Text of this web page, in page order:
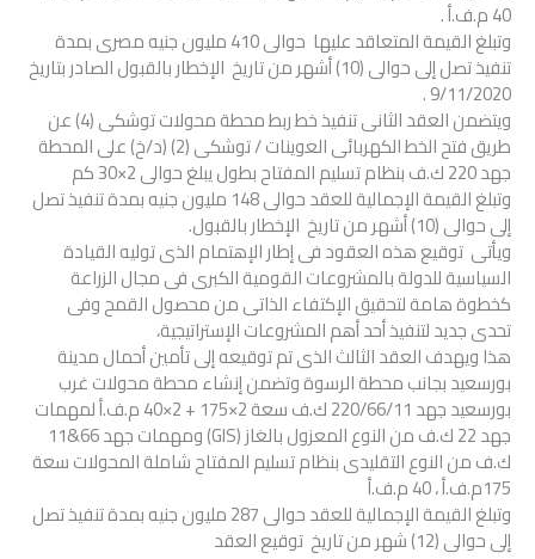
40 م.ف.أ .
وتبلغ القيمة المتعاقد عليها حوالى 410 مليون جنيه مصرى بمدة
تنفيذ تصل إلى حوالى (10) أشهر من تاريخ الإخطار بالقبول الصادر بتاريخ
9/11/2020 .
ويتضمن العقد الثانى تنفيذ خط ربط محطة محولات توشكى (4) عن
طريق فتح الخط الكهربائى العوينات / توشكى (2) (د/خ) على المحطة
جهد 220 ك.ف بنظام تسليم المفتاح بطول يبلغ حوالى 2×30 كم
وتبلغ القيمة الإجمالية للعقد حوالى 148 مليون جنيه بمدة تنفيذ تصل
إلى حوالى (10) أشهر من تاريخ الإخطار بالقبول.
ويأتى توقيع هذه العقود فى إطار الإهتمام الذى توليه القيادة
السياسية للدولة بالمشروعات القومية الكبرى فى مجال الزراعة
كخطوة هامة لتحقيق الإكتفاء الذاتى من محصول القمح وفى
تحدى جديد لتنفيذ أحد أهم المشروعات الإستراتيجية،
هذا ويهدف العقد الثالث الذى تم توقيعه إلى تأمين أحمال مدينة
بورسعيد بجانب محطة الرسوة وتضمن إنشاء محطة محولات غرب
بورسعيد جهد 220/66/11 ك.ف سعة 2×175 + 2×40 م.ف.أ لمهمات
جهد 22 ك.ف من النوع المعزول بالغاز (GIS) ومهمات جهد 66&11
ك.ف من النوع التقليدى بنظام تسليم المفتاح شاملة المحولات سعة
175م.ف.أ ، 40 م.ف.أ
وتبلغ القيمة الإجمالية للعقد حوالى 287 مليون جنيه بمدة تنفيذ تصل
إلى حوالى (12) شهر من تاريخ توقيع العقد